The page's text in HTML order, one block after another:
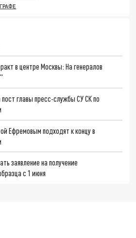
в центре Москвы: На генералов
главы пресс-службы СУ СК по
Ефремовым подходят к концу в
заявление на получение
с 1 июня